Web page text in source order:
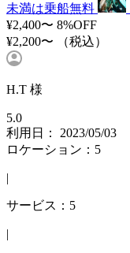
未満は乗船無料
¥2,400〜 8%OFF
¥2,200〜
（税込）
H.T 様
5.0
利用日： 2023/05/03
ロケーション：5
|
サービス：5
|